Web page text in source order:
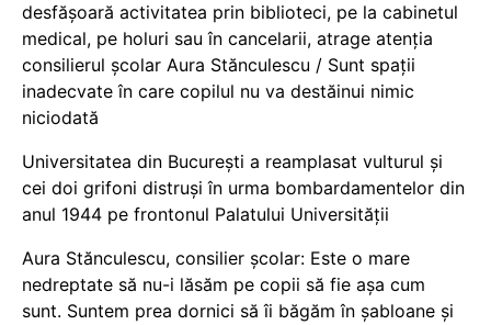
desfășoară activitatea prin biblioteci, pe la cabinetul
medical, pe holuri sau în cancelarii, atrage atenția
consilierul școlar Aura Stănculescu / Sunt spații
inadecvate în care copilul nu va destăinui nimic
niciodată
Universitatea din București a reamplasat vulturul și
cei doi grifoni distruși în urma bombardamentelor din
anul 1944 pe frontonul Palatului Universității
Aura Stănculescu, consilier școlar: Este o mare
nedreptate să nu-i lăsăm pe copii să fie așa cum
sunt. Suntem prea dornici să îi băgăm în șabloane și